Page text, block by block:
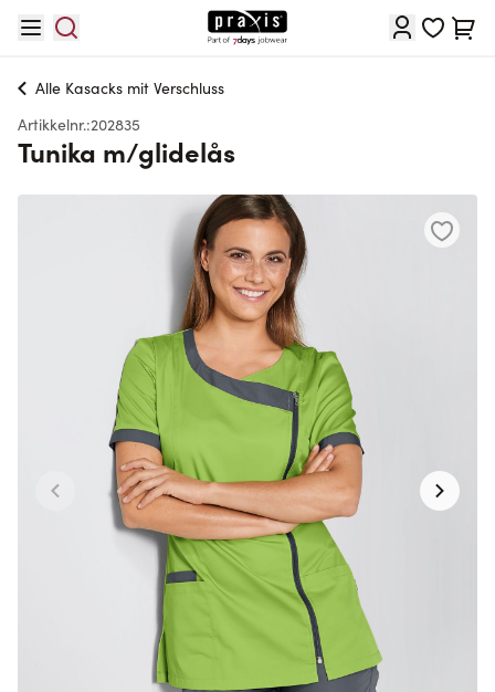
Cart
Alle Kasacks mit Verschluss
Artikkelnr.:202835
Tunika m/glidelås